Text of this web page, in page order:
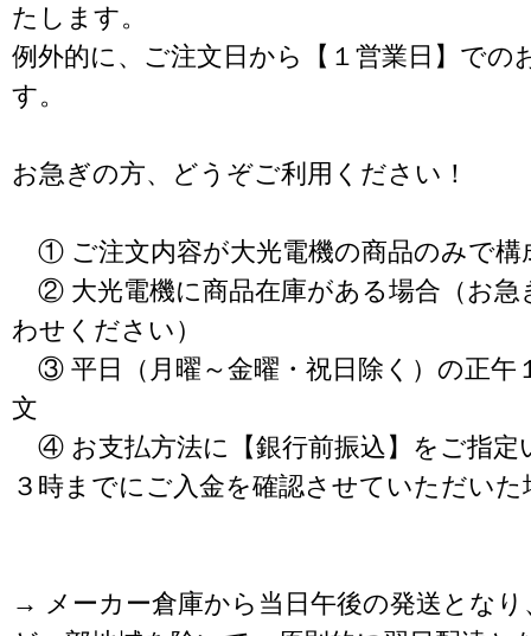
たします。
例外的に、ご注文日から【１営業日】での
す。
お急ぎの方、どうぞご利用ください！
① ご注文内容が大光電機の商品のみで構
② 大光電機に商品在庫がある場合（お急
わせください）
③ 平日（月曜～金曜・祝日除く）の正午
文
④ お支払方法に【銀行前振込】をご指定
３時までにご入金を確認させていただいた
→ メーカー倉庫から当日午後の発送となり